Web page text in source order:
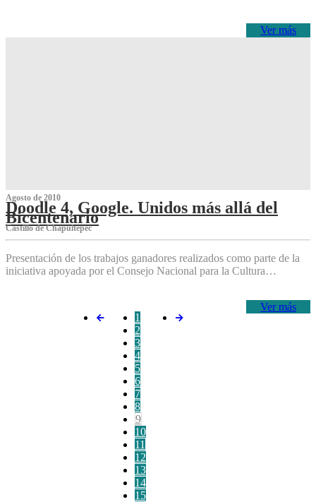
Ver más
Agosto de 2010
Doodle 4, Google. Unidos más allá del
Bicentenario
Castillo de Chapultepec
Presentación de los trabajos ganadores realizados como parte de la
iniciativa apoyada por el Consejo Nacional para la Cultura…
Ver más
1
2
3
4
5
6
7
8
9
10
11
12
13
14
15